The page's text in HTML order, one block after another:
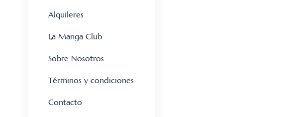
Alquileres
La Manga Club
Sobre Nosotros
Términos y condiciones
Contacto